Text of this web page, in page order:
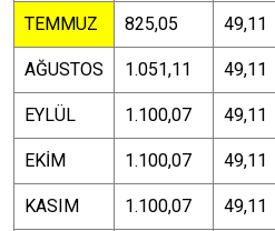
TEMMUZ 825,05 49,11
AĞUSTOS 1.051,11 49,11
EYLÜL 1.100,07 49,11
EKİM 1.100,07 49,11
KASIM 1.100,07 49,11